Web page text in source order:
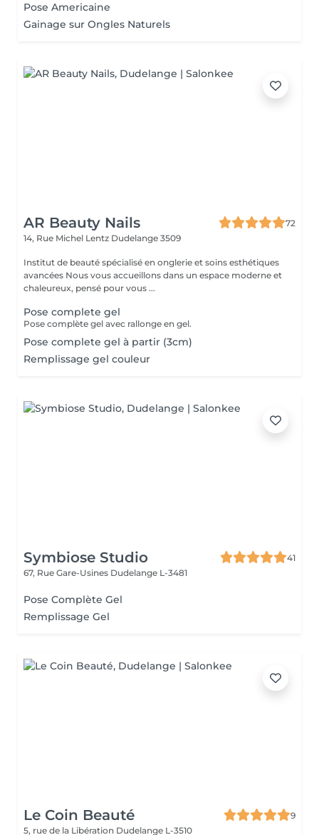
Pose Americaine
Gainage sur Ongles Naturels
AR Beauty Nails
72
14, Rue Michel Lentz Dudelange 3509
Institut de beauté spécialisé en onglerie et soins esthétiques
avancées Nous vous accueillons dans un espace moderne et
chaleureux, pensé pour vous ...
Pose complete gel
Pose complète gel avec rallonge en gel.
Pose complete gel à partir (3cm)
Remplissage gel couleur
Symbiose Studio
41
67, Rue Gare-Usines Dudelange L-3481
Pose Complète Gel
Remplissage Gel
Le Coin Beauté
9
5, rue de la Libération Dudelange L-3510